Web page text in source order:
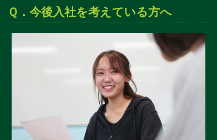
Ｑ．今後入社を考えている方へ